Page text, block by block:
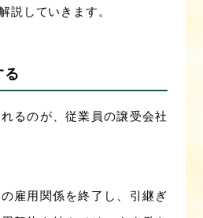
説していきます。
る
るのが、従業員の譲受会社
雇用関係を終了し、引継ぎ